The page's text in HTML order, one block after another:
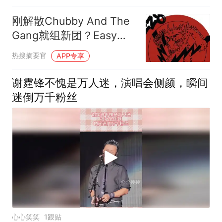
刚解散Chubby And The
Gang就组新团？Easy
Eight新专辑8/29发行
热搜摘要官 APP专享
谢霆锋不愧是万人迷，演唱会侧颜，瞬间
迷倒万千粉丝
心心笑笑 1跟贴